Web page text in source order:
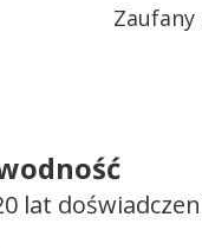
lat